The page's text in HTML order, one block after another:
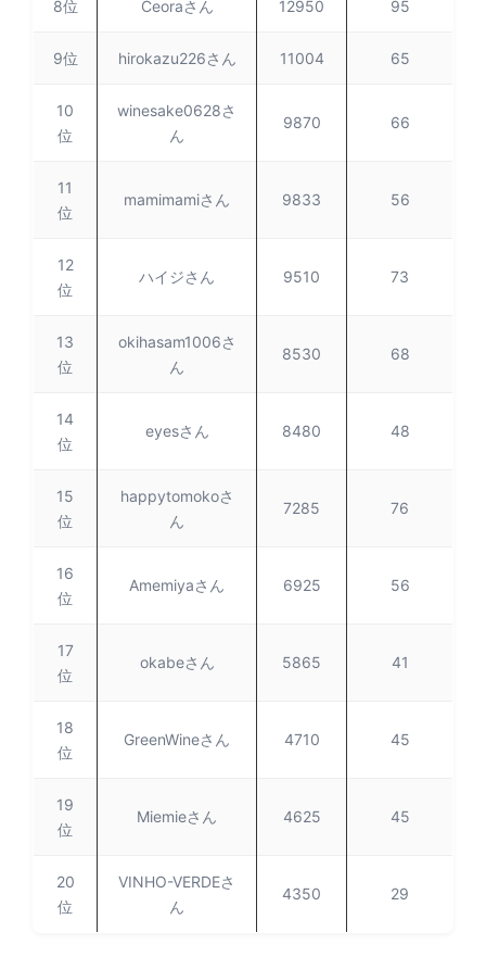
8位 Ceoraさん 12950 95
9位 hirokazu226さん 11004 65
10
位
winesake0628さ
ん
9870 66
11
位
mamimamiさん 9833 56
12
位
ハイジさん 9510 73
13
位
okihasam1006さ
ん
8530 68
14
位
eyesさん 8480 48
15
位
happytomokoさ
ん
7285 76
16
位
Amemiyaさん 6925 56
17
位
okabeさん 5865 41
18
位
GreenWineさん 4710 45
19
位
Miemieさん 4625 45
20
位
VINHO-VERDEさ
ん
4350 29